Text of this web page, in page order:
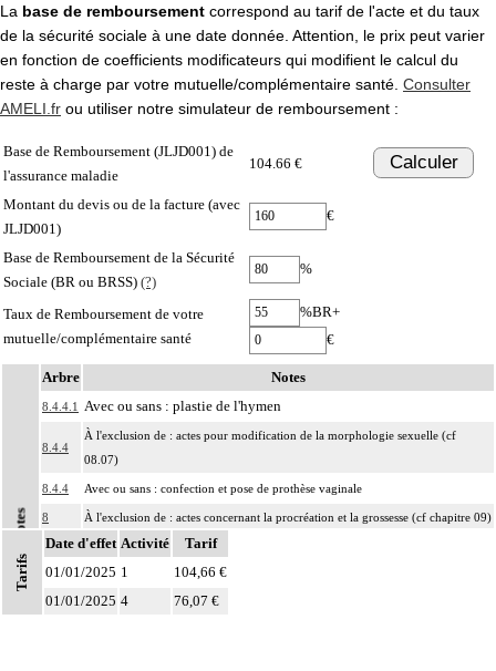
La base de remboursement correspond au tarif de l'acte et du taux
de la sécurité sociale à une date donnée. Attention, le prix peut varier
en fonction de coefficients modificateurs qui modifient le calcul du
reste à charge par votre mutuelle/complémentaire santé. Consulter
AMELI.fr ou utiliser notre simulateur de remboursement :
Base de Remboursement (JLJD001) de
l'assurance maladie
104.66 € Calculer
Montant du devis ou de la facture (avec
JLJD001)
€
Base de Remboursement de la Sécurité
Sociale (BR ou BRSS) (?)
%
Taux de Remboursement de votre
mutuelle/complémentaire santé
%BR+
€
Notes
Arbre Notes
8.4.4.1 Avec ou sans : plastie de l'hymen
8.4.4
À l'exclusion de : actes pour modification de la morphologie sexuelle (cf
08.07)
8.4.4 Avec ou sans : confection et pose de prothèse vaginale
8 À l'exclusion de : actes concernant la procréation et la grossesse (cf chapitre 09)
8
Les actes sur la cavité de l'abdomen, par coelioscopie ou par
rétropéritonéoscopie incluent l'évacuation de collection intraabdominale
associée, la toilette péritonéale et/ou la pose de drain.
Tarifs
Date d'effet Activité
Tarif
01/01/2025 1
104,66 €
01/01/2025 4 76,07 €